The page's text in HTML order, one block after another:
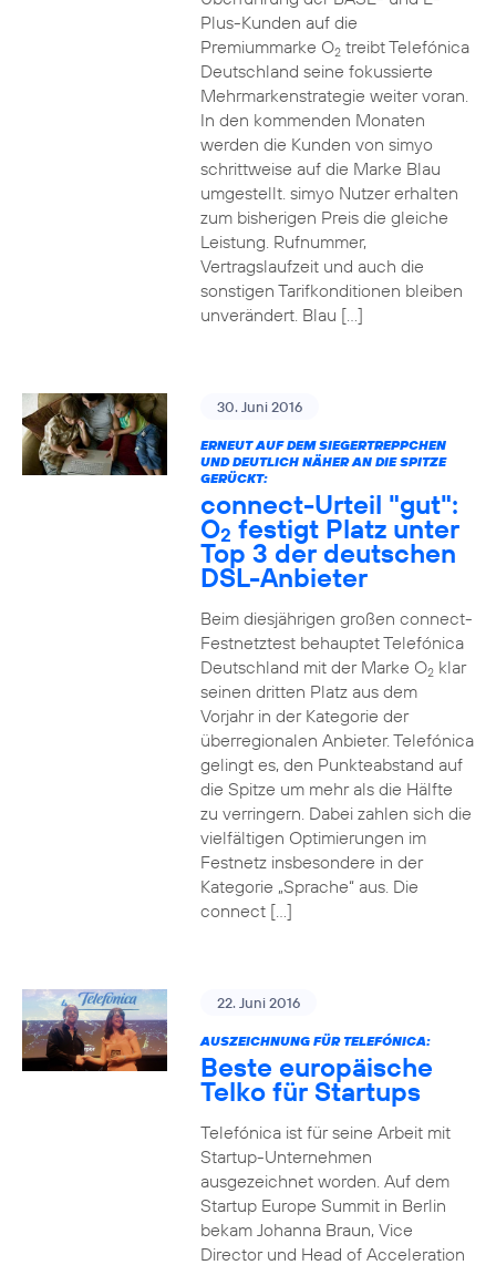
Plus-Kunden auf die
Premiummarke O2treibt Telefónica
Deutschland seine fokussierte
Mehrmarkenstrategie weiter voran.
In den kommenden Monaten
werden die Kunden von simyo
schrittweise auf die Marke Blau
umgestellt. simyo Nutzer erhalten
zum bisherigen Preis die gleiche
Leistung. Rufnummer,
Vertragslaufzeit und auch die
sonstigen Tarifkonditionen bleiben
unverändert. Blau […]
30. Juni 2016
ERNEUT AUF DEM SIEGERTREPPCHEN
UND DEUTLICH NÄHER AN DIE SPITZE
GERÜCKT:
connect-Urteil "gut":
O2 festigt Platz unter
Top 3 der deutschen
DSL-Anbieter
Beim diesjährigen großen connect-
Festnetztest behauptet Telefónica
Deutschland mit der Marke O2klar
seinen dritten Platz aus dem
Vorjahr in der Kategorie der
überregionalen Anbieter. Telefónica
gelingt es, den Punkteabstand auf
die Spitze um mehr als die Hälfte
zu verringern. Dabei zahlen sich die
vielfältigen Optimierungen im
Festnetz insbesondere in der
Kategorie „Sprache“ aus. Die
connect […]
22. Juni 2016
AUSZEICHNUNG FÜR TELEFÓNICA:
Beste europäische
Telko für Startups
Telefónica ist für seine Arbeit mit
Startup-Unternehmen
ausgezeichnet worden. Auf dem
Startup Europe Summit in Berlin
bekam Johanna Braun, Vice
Director und Head of Acceleration